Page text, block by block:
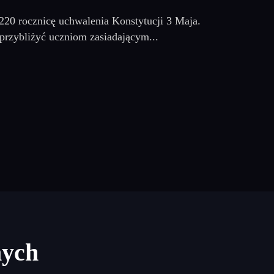
rocznicę uchwalenia Konstytucji 3 Maja.
uczniom zasiadającym...